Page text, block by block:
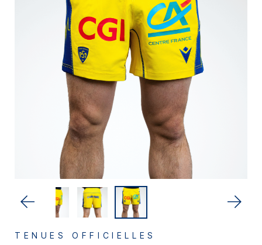
TENUES OFFICIELLES